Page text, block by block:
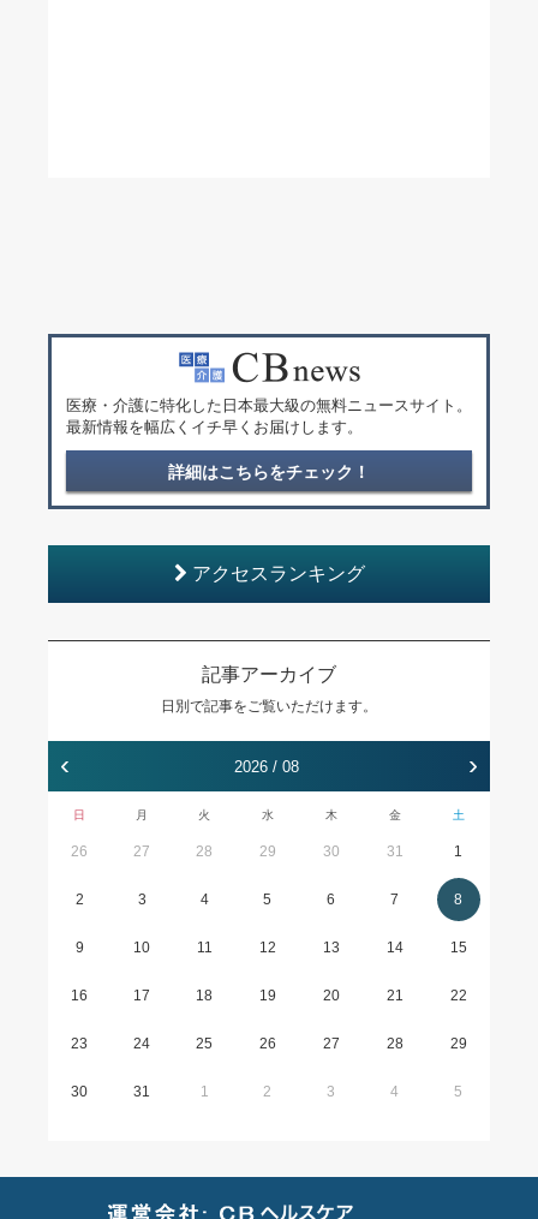
医療・介護に特化した日本最大級の無料ニュースサイト。
最新情報を幅広くイチ早くお届けします。
詳細はこちらをチェック！
アクセスランキング
記事アーカイブ
日別で記事をご覧いただけます。
‹ 2026 / 08 ›
日 月 火 水 木 金 土
26 27 28 29 30 31 1
2 3 4 5 6 7 8
9 10 11 12 13 14 15
16 17 18 19 20 21 22
23 24 25 26 27 28 29
30 31 1 2 3 4 5